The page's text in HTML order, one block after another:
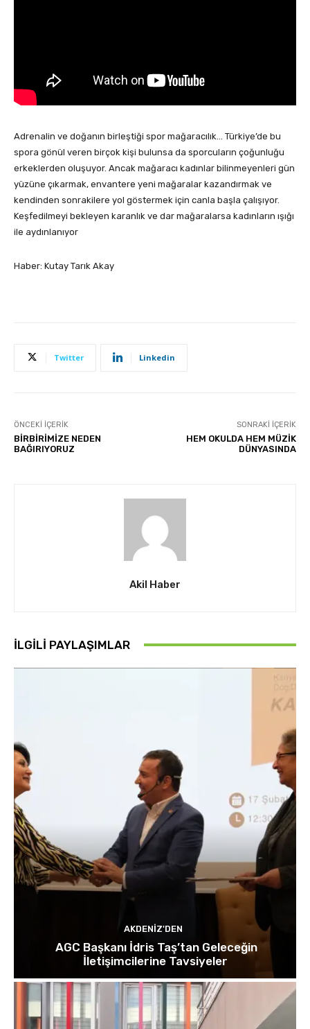
Adrenalin ve doğanın birleştiği spor mağaracılık… Türkiye’de bu
spora gönül veren birçok kişi bulunsa da sporcuların çoğunluğu
erkeklerden oluşuyor. Ancak mağaracı kadınlar bilinmeyenleri gün
yüzüne çıkarmak, envantere yeni mağaralar kazandırmak ve
kendinden sonrakilere yol göstermek için canla başla çalışıyor.
Keşfedilmeyi bekleyen karanlık ve dar mağaralarsa kadınların ışığı
ile aydınlanıyor
Haber: Kutay Tarık Akay
Twitter Linkedin
ÖNCEKI İÇERIK
BİRBİRİMİZE NEDEN
BAĞIRIYORUZ
SONRAKI İÇERIK
HEM OKULDA HEM MÜZİK
DÜNYASINDA
Akil Haber
İLGİLİ PAYLAŞIMLAR
AKDENIZ'DEN
AGC Başkanı İdris Taş’tan Geleceğin
İletişimcilerine Tavsiyeler